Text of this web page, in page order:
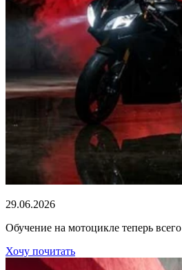
29.06.2026
Обучение на мотоцикле теперь
Хочу почитать